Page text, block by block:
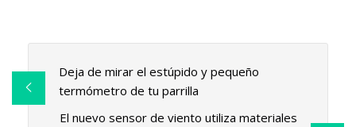
Deja de mirar el estúpido y pequeño
termómetro de tu parrilla
El nuevo sensor de viento utiliza materiales